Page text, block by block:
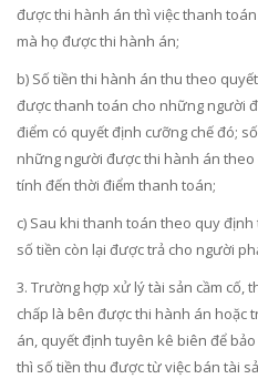
được thi hành án thì việc thanh
mà họ được thi hành án;
b) Số tiền thi hành án thu theo
được thanh toán cho những người
điểm có quyết định cưỡng chế đó;
những người được thi hành án
tính đến thời điểm thanh toán;
c) Sau khi thanh toán theo quy
số tiền còn lại được trả cho người
3. Trường hợp xử lý tài sản cầm cố,
chấp là bên được thi hành án hoặc
án, quyết định tuyên kê biên để
thì số tiền thu được từ việc bán tài